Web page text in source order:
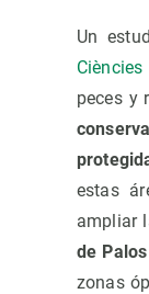
Un
peces y
estas
ampliar
de Palos
zonas